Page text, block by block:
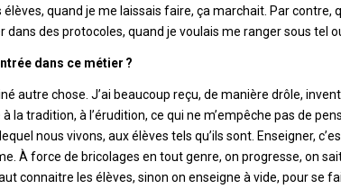
quand je me laissais faire, ça marchait. Par contre,
des protocoles, quand je voulais me ranger sous tel
dans ce métier ?
autre chose. J’ai beaucoup reçu, de manière drôle,
la tradition, à l’érudition, ce qui ne m’empêche pas de
nous vivons, aux élèves tels qu’ils sont. Enseigner,
À force de bricolages en tout genre, on progresse, on
connaitre les élèves, sinon on enseigne à vide, pour se